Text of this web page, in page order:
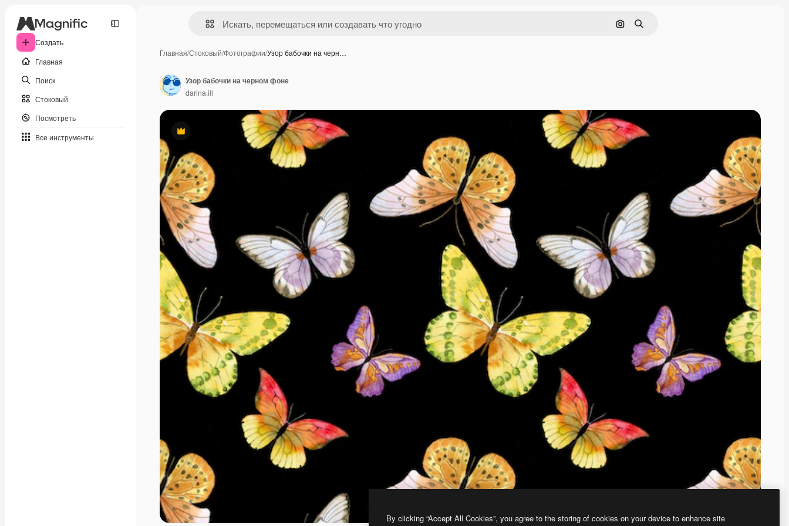
Создать
Главная
Поиск
Стоковый
Посмотреть
Все инструменты
Поиск по изображению
Поиск
Главная/Стоковый/Фотографии/Узор бабочки на черн…
Премиум
Узор бабочки на черном фоне
darina.ill
By clicking “Accept All Cookies”, you agree to the storing of cookies on your device to enhance site